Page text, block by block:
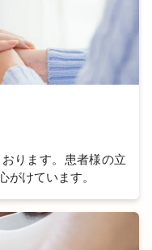
ります。 患者様の立
がけています。